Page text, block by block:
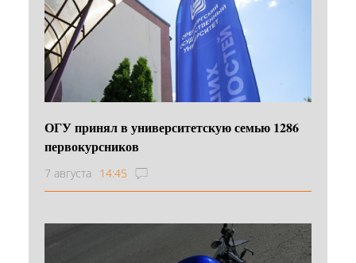
ОГУ принял в университетскую семью 1286
первокурсников
7 августа 14:45